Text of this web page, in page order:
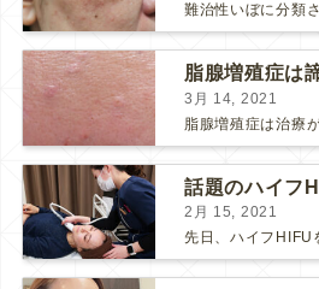
3月 14, 2021
2月 15, 2021